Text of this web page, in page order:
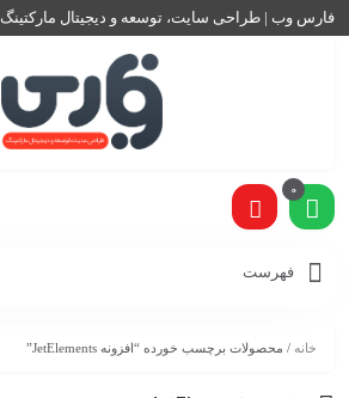
فارس وب | طراحی سایت، توسعه و دیجیتال مارکتینگ
0
فهرست
خانه / محصولات برچسب خورده “افزونه JetElements”